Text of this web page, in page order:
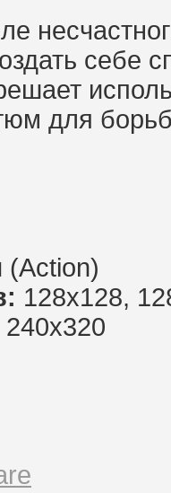
себе
для
(Action)
128x128,